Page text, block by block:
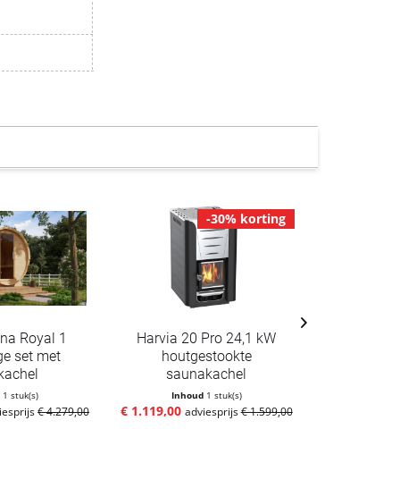
Royal 1
set met
1 stuk(s)
€ 4.279,00
-30% korting
Harvia 20 Pro 24,1 kW
houtgestookte
saunakachel
Inhoud 1 stuk(s)
€ 1.119,00 adviesprijs€ 1.599,00